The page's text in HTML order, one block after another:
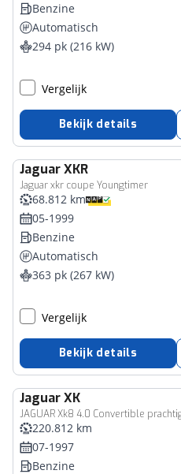
Benzine
Automatisch
294 pk (216 kW)
Vergelijk
Bekijk details
JaguarXKR
Jaguar xkr coupe Youngtimer
68.812 km
05-1999
Benzine
Automatisch
363 pk (267 kW)
Vergelijk
Bekijk details
JaguarXK
JAGUAR Xk8 4.0 Convertible
220.812 km
07-1997
Benzine